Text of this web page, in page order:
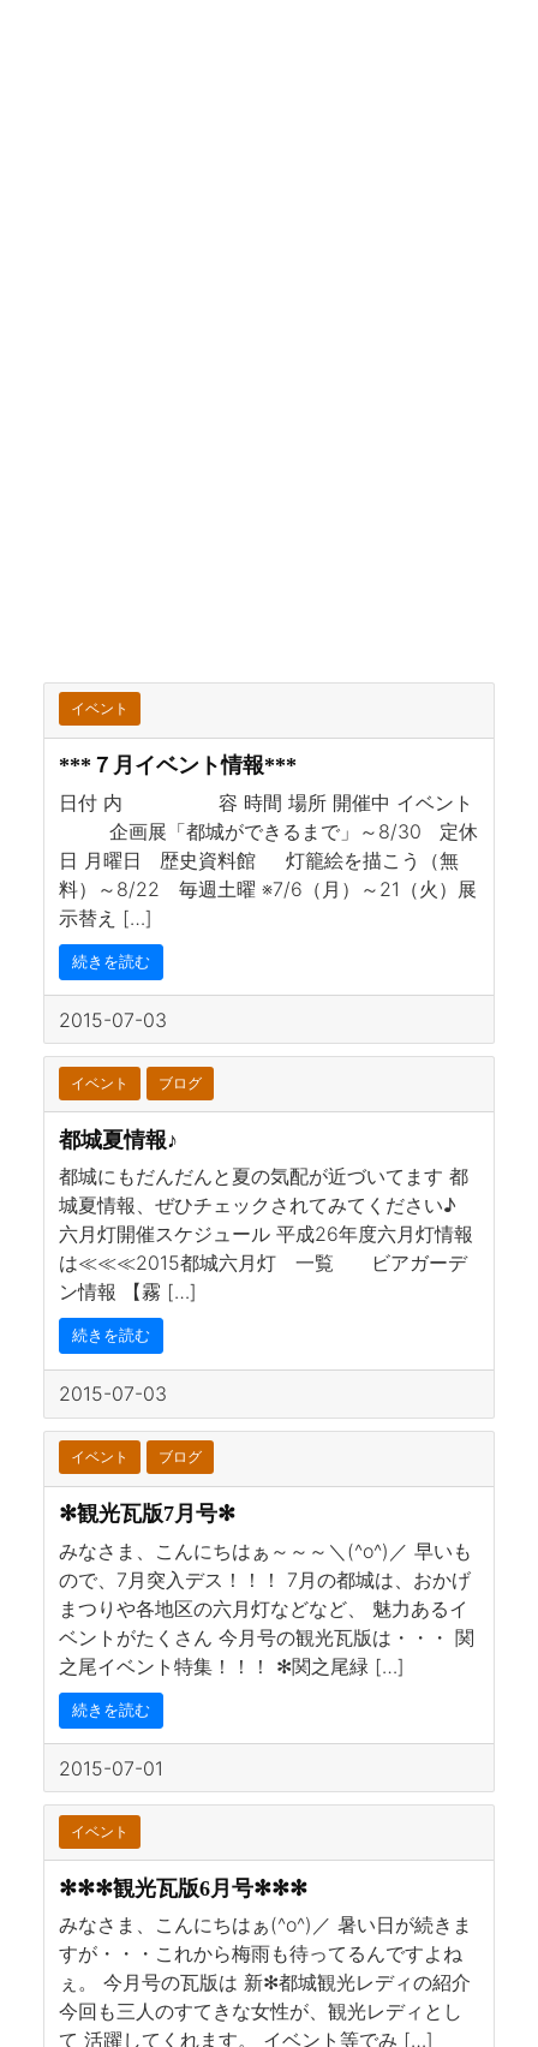
イベント
***７月イベント情報***
日付 内 容 時間 場所 開催中 イベント
企画展「都城ができるまで」～8/30 定休
日 月曜日 歴史資料館 灯籠絵を描こう（無
料）～8/22 毎週土曜 ※7/6（月）～21（火）展
示替え […]
続きを読む
2015-07-03
イベント ブログ
都城夏情報♪
都城にもだんだんと夏の気配が近づいてます 都
城夏情報、ぜひチェックされてみてください♪
六月灯開催スケジュール 平成26年度六月灯情報
は≪≪≪2015都城六月灯 一覧 ビアガーデ
ン情報 【霧 […]
続きを読む
2015-07-03
イベント ブログ
✻観光瓦版7月号✻
みなさま、こんにちはぁ～～～＼(^o^)／ 早いも
ので、7月突入デス！！！ 7月の都城は、おかげ
まつりや各地区の六月灯などなど、 魅力あるイ
ベントがたくさん 今月号の観光瓦版は・・・ 関
之尾イベント特集！！！ ✻関之尾緑 […]
続きを読む
2015-07-01
イベント
✻✻✻観光瓦版6月号✻✻✻
みなさま、こんにちはぁ(^o^)／ 暑い日が続きま
すが・・・これから梅雨も待ってるんですよね
ぇ。 今月号の瓦版は 新✻都城観光レディの紹介
今回も三人のすてきな女性が、観光レディとし
て 活躍してくれます。 イベント等でみ […]